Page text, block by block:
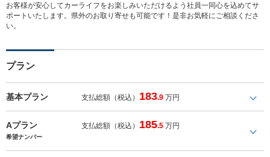
お客様が安心してカーライフをお楽しみいただけるよう社員一同心を込めてサ
ポートいたします。県外のお取り寄せも可能です！是非お気軽にご相談くださ
い。
プラン
基本プラン 支払総額（税込） 183.9 万円
Aプラン 支払総額（税込） 185.5 万円
希望ナンバー